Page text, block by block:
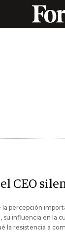
CEO
percepción
su influencia en la
la resistencia a